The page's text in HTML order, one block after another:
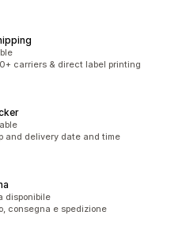
carriers & direct label printing
and delivery date and time
disponibile
consegna e spedizione